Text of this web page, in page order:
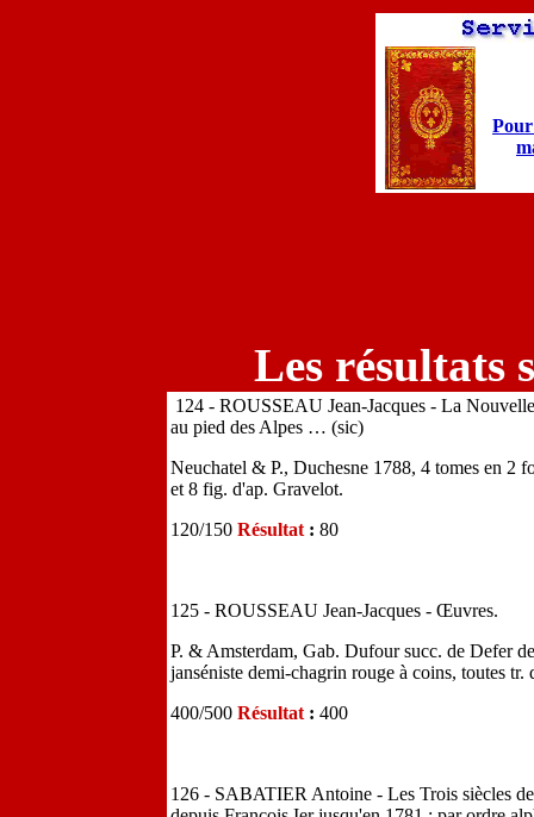
Les résultats
124 - ROUSSEAU Jean-Jacques - La
au pied des Alpes … (sic)
Neuchatel & P., Duchesne 1788, 4 tomes en 2
et 8 fig. d'ap. Gravelot.
120/150 Résultat : 80
125 - ROUSSEAU Jean-Jacques - Œuvres.
P. & Amsterdam, Gab. Dufour succ. de Defer
janséniste demi-chagrin rouge à coins, toutes tr.
400/500 Résultat : 400
126 - SABATIER Antoine - Les Trois siècles